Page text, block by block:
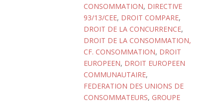
CONSOMMATION, DIRECTIVE
93/13/CEE, DROIT COMPARE,
DROIT DE LA CONCURRENCE,
DROIT DE LA CONSOMMATION,
CF. CONSOMMATION, DROIT
EUROPEEN, DROIT EUROPEEN
COMMUNAUTAIRE,
FEDERATION DES UNIONS DE
CONSOMMATEURS, GROUPE